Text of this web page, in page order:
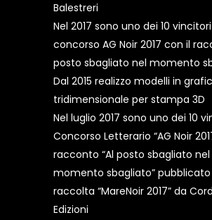
Balestreri
Nel 2017 sono uno dei 10
concorso AG Noir 2017 con il
posto sbagliato nel momento
Dal 2015 realizzo modelli in
tridimensionale per stampa 3D
Nel luglio 2017 sono uno dei 10
Concorso Letterario “AG Noir
racconto “Al posto sbagliato nel
momento sbagliato” pubblicato
raccolta “MareNoir 2017” da
Edizioni